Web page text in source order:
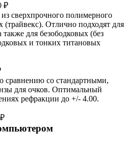
₽
сверхпрочного полимерного
(трайвекс). Отлично подходят для
также для безободковых (без
и тонких титановых
сравнению со стандартными,
для очков. Оптимальный
рефракции до +/- 4.00.